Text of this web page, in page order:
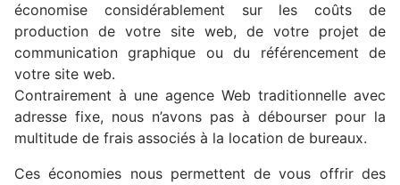
économise considérablement sur les coûts de
production de votre site web, de votre projet de
communication graphique ou du référencement de
votre site web.
Contrairement à une agence Web traditionnelle avec
adresse fixe, nous n’avons pas à débourser pour la
multitude de frais associés à la location de bureaux.
Ces économies nous permettent de vous offrir des